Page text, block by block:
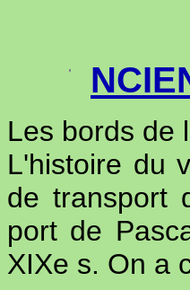
Les bords de
L'histoire du
de transport
port de
XIXe s. On a